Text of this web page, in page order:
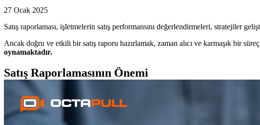
27 Ocak 2025
Satış raporlaması, işletmelerin satış performansını değerlendirmeleri, stratejiler
Ancak doğru ve etkili bir satış raporu hazırlamak, zaman alıcı ve karmaşık bir
oynamaktadır.
Satış Raporlamasının Önemi